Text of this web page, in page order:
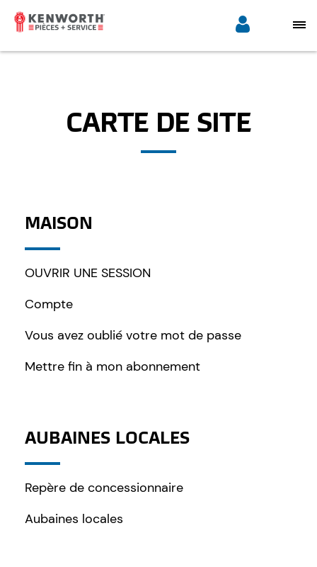
CARTE DE SITE
MAISON
OUVRIR UNE SESSION
Compte
Vous avez oublié votre mot de passe
Mettre fin à mon abonnement
AUBAINES LOCALES
Repère de concessionnaire
Aubaines locales